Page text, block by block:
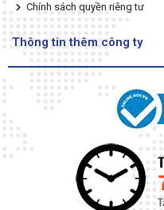
Chính sách quyền riêng tư
Thông tin thêm công ty